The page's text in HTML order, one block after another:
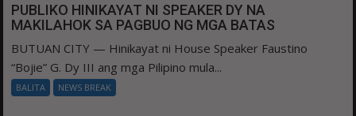
PUBLIKO HINIKAYAT NI SPEAKER DY NA
MAKILAHOK SA PAGBUO NG MGA BATAS
BUTUAN CITY — Hinikayat ni House Speaker Faustino
“Bojie” G. Dy III ang mga Pilipino mula...
BALITA NEWS BREAK